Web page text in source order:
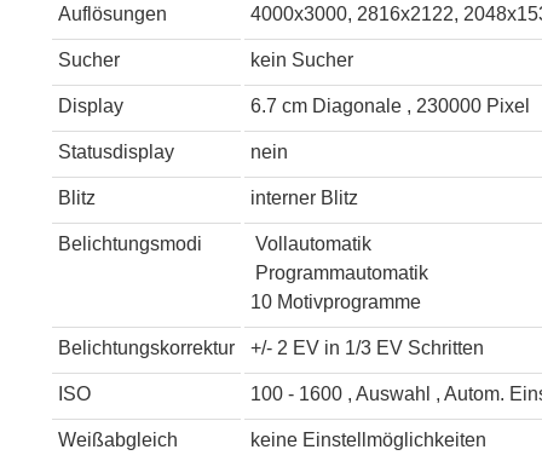
Auflösungen 4000x3000, 2816x2122,
Sucher kein Sucher
Display 6.7 cm Diagonale , 230000 Pixel
Statusdisplay nein
Blitz interner Blitz
Belichtungsmodi
Vollautomatik
Programmautomatik
10 Motivprogramme
Belichtungskorrektur +/- 2 EV in 1/3 EV Schritten
ISO 100 - 1600 , Auswahl , Autom.
Weißabgleich keine Einstellmöglichkeiten